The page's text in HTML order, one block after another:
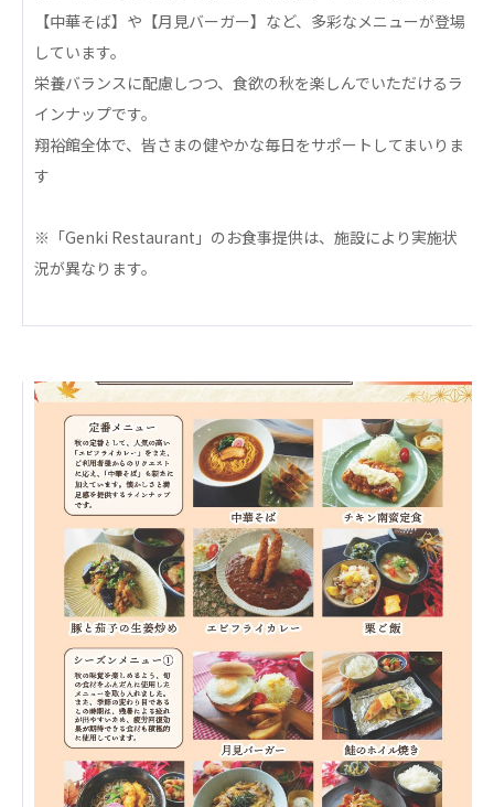
医療法人社団 デンタルケアコミュニティ
フォレストデンタルクリニック
医療法人 共生会
松園病院介護医療院
松園第二病院
複合ケアセンターまつぞの
医療法人社団 鴻愛会
こうのす共生病院
医療法人 京都翔医会
西京都病院
西京都クリニック
洛桂の郷
桂寿の郷
訪問看護ステーション秋桜
上桂の郷
ファミリエール吉祥院
教育（共に生きる仲間達）
学校法人明星学園 関東福祉専門学校
国際医療専門学校 浦和学院高等学校
明星幼稚園 志学会高等学校
特定非営利活動法人ファイアーレッズメディカルスポ
【中華そば】や【月見バーガー】など、多彩なメニューが登場
しています。
栄養バランスに配慮しつつ、食欲の秋を楽しんでいただけるラ
インナップです。
翔裕館全体で、皆さまの健やかな毎日をサポートしてまいりま
す
※「Genki Restaurant」のお食事提供は、施設により実施状
況が異なります。